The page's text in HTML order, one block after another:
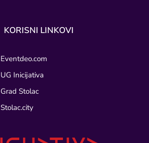
KORISNI LINKOVI
Eventdeo.com
UG Inicijativa
Grad Stolac
Stolac.city